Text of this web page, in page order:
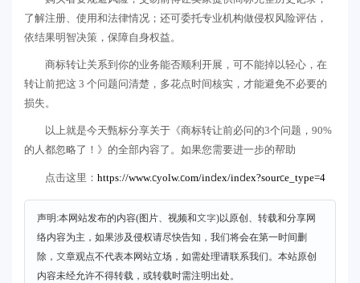
了解注册、使用和法律情况；还可委托专业机构做侵权风险评估，
依结果明智决策，保障自身权益。
商标转让关系到你的业务能否顺利开展，可不能掉以轻心，在
转让前把这 3 个问题问清楚，多花点时间核实，才能避免不必要的
损失。
以上就是今天甄标分享关于《商标转让前必问的3个问题，90%
的人都忽略了！》的全部内容了。如果您需要进一步的帮助
点击这里： https://www.cyolw.com/index/index?source_type=4
声明:本网站发布的内容(图片、视频和文字)以原创、转载和分享网
络内容为主，如果涉及侵权请尽快告知，我们将会在第一时间删
除，文章观点不代表本网站立场，如需处理请联系我们。本站原创
内容未经允许不得转载，或转载时需注明出处。